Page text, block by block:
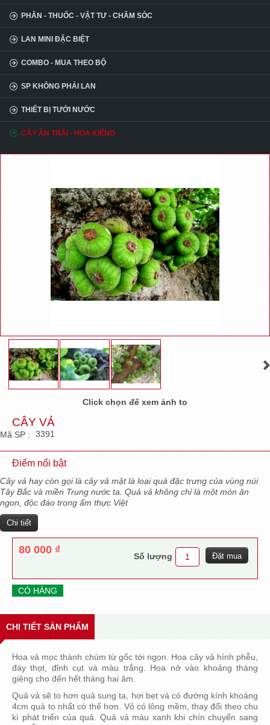
PHÂN - THUỐC - VẬT TƯ - CHĂM SÓC
LAN MINI ĐẶC BIỆT
COMBO - MUA THEO BỘ
SP KHÔNG PHẢI LAN
THIẾT BỊ TƯỚI NƯỚC
CÂY ĂN TRÁI - HOA KIỂNG
Click chọn để xem ảnh to
CÂY VẢ
Mã SP : 3391
Điểm nổi bật
Cây vả hay còn gọi là cây vả mật là loại quả đặc trưng của vùng núi
Tây Bắc và miền Trung nước ta. Quả vả không chỉ là một món ăn
ngon, độc đáo trong ẩm thực Việt
Chi tiết
80 000 ₫
Số lượng
CÓ HÀNG
CHI TIẾT SẢN PHẨM
Hoa vả mọc thành chùm từ gốc tới ngọn. Hoa cây vả hình phễu,
đáy thọt, đỉnh cụt và màu trắng. Hoa nở vào khoảng tháng
giêng cho đến hết tháng hai âm.
Quả vả sẽ to hơn quả sung ta, hơi bẹt và có đường kính khoảng
4cm quả to nhất có thể hơn. Vỏ có lông mềm, thay đổi theo chu
kì phát triển của quả. Quả vả màu xanh khi chín chuyển sang